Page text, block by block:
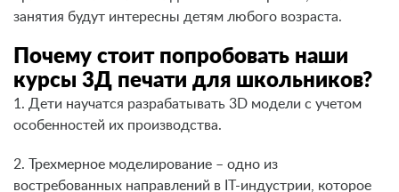
занятия будут интересны детям любого возраста.
Почему стоит попробовать наши
курсы 3Д печати для школьников?
1. Дети научатся разрабатывать 3D модели с учетом
особенностей их производства.
2. Трехмерное моделирование – одно из
востребованных направлений в IT-индустрии, которое